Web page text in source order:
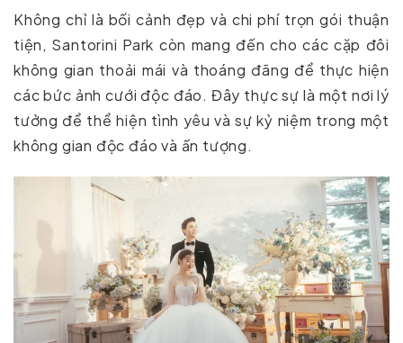
Không chỉ là bối cảnh đẹp và chi phí trọn gói thuận
tiện, Santorini Park còn mang đến cho các cặp đôi
không gian thoải mái và thoáng đãng để thực hiện
các bức ảnh cưới độc đáo. Đây thực sự là một nơi lý
tưởng để thể hiện tình yêu và sự kỷ niệm trong một
không gian độc đáo và ấn tượng.